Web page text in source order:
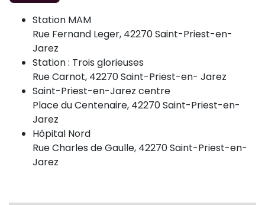
Station MAM
Rue Fernand Leger, 42270 Saint-Priest-en-
Jarez
Station : Trois glorieuses
Rue Carnot, 42270 Saint-Priest-en- Jarez
Saint-Priest-en-Jarez centre
Place du Centenaire, 42270 Saint-Priest-en-
Jarez
Hôpital Nord
Rue Charles de Gaulle, 42270 Saint-Priest-en-
Jarez